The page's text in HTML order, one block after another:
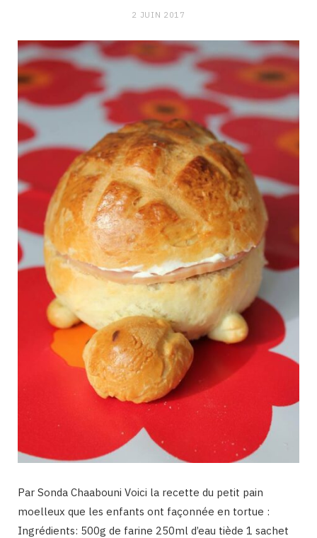
2 JUIN 2017
Par Sonda Chaabouni Voici la recette du petit pain
moelleux que les enfants ont façonnée en tortue :
Ingrédients: 500g de farine 250ml d’eau tiède 1 sachet